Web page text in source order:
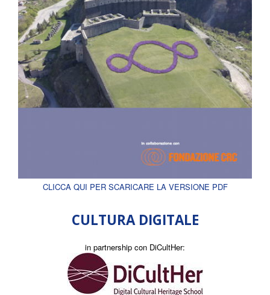
CLICCA QUI PER SCARICARE LA VERSIONE PDF
CULTURA DIGITALE
in partnership con DiCultHer: